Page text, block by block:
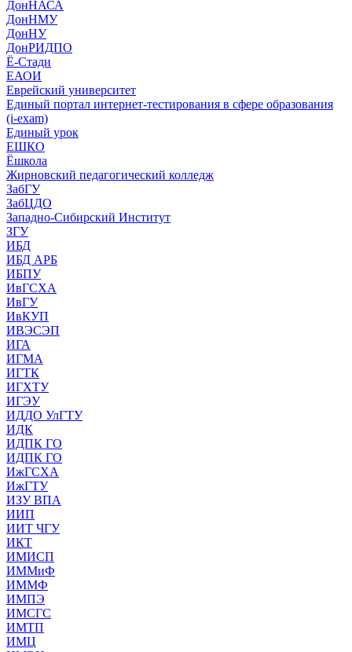
ДонНАСА
ДонНМУ
ДонНУ
ДонРИДПО
Ё-Стади
ЕАОИ
Еврейский университет
Единый портал интернет-тестирования в сфере образования
(i-exam)
Единый урок
ЕШКО
Ёшкола
Жирновский педагогический колледж
ЗабГУ
ЗабЦДО
Западно-Сибирский Институт
ЗГУ
ИБД
ИБД АРБ
ИБПУ
ИвГСХА
ИвГУ
ИвКУП
ИВЭСЭП
ИГА
ИГМА
ИГТК
ИГХТУ
ИГЭУ
ИДДО УлГТУ
ИДК
ИДПК ГО
ИДПК ГО
ИжГСХА
ИжГТУ
ИЗУ ВПА
ИИП
ИИТ ЧГУ
ИКТ
ИМИСП
ИММиФ
ИММФ
ИМПЭ
ИМСГС
ИМТП
ИМЦ